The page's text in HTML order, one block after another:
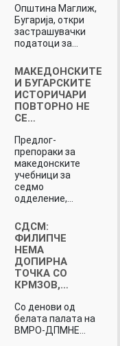
Општина Маглиж,
Бугарија, откри
застрашувачки
податоци за…
МАКЕДОНСКИТЕ
И БУГАРСКИТЕ
ИСТОРИЧАРИ
ПОВТОРНО НЕ
СЕ…
Предлог-
препораки за
македонските
учебници за
седмо
одделение,…
СДСМ:
ФИЛИПЧЕ
НЕМА
ДОПИРНА
ТОЧКА СО
КРМЗОВ,…
Со денови од
белата палата на
ВМРО-ДПМНЕ…